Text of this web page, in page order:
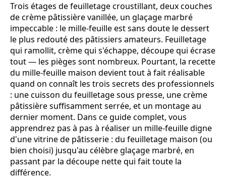
Trois étages de feuilletage croustillant, deux couches
de crème pâtissière vanillée, un glaçage marbré
impeccable : le mille-feuille est sans doute le dessert
le plus redouté des pâtissiers amateurs. Feuilletage
qui ramollit, crème qui s'échappe, découpe qui écrase
tout — les pièges sont nombreux. Pourtant, la recette
du mille-feuille maison devient tout à fait réalisable
quand on connaît les trois secrets des professionnels
: une cuisson du feuilletage sous presse, une crème
pâtissière suffisamment serrée, et un montage au
dernier moment. Dans ce guide complet, vous
apprendrez pas à pas à réaliser un mille-feuille digne
d'une vitrine de pâtisserie : du feuilletage maison (ou
bien choisi) jusqu'au célèbre glaçage marbré, en
passant par la découpe nette qui fait toute la
différence.